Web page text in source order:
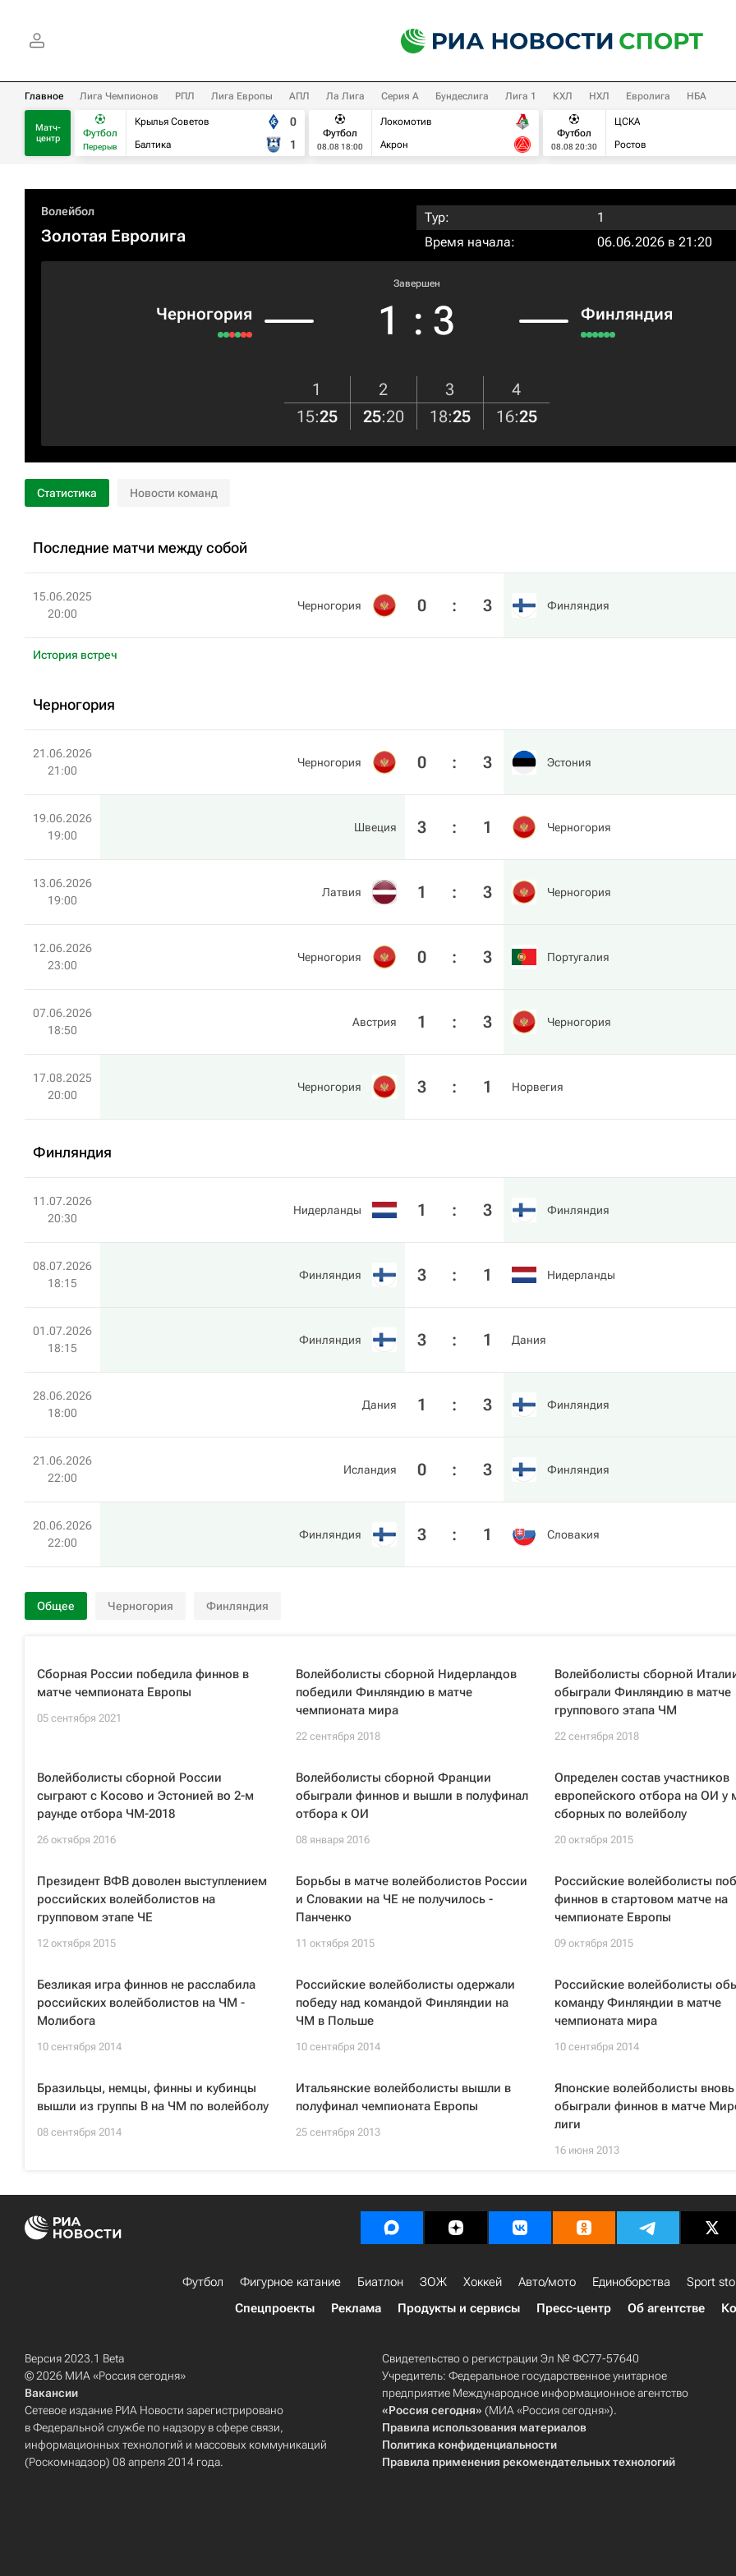
Главное Лига Чемпионов РПЛ Лига Европы АПЛ Ла Лига Серия А Бундеслига Лига 1 КХЛ НХЛ Евролига НБА
Матч-
центр
Футбол
Перерыв
Крылья Советов
Балтика
0
1
Футбол
08.08 18:00
Локомотив
Акрон
Футбол
08.08 20:30
ЦСКА
Ростов
Волейбол
Золотая Евролига
Тур:
1
Время начала:
06.06.2026 в 21:20
Черногория
Завершен
1 : 3 Финляндия
1 2 3
4
15:25 25:20 18:25 16:25
Статистика Новости команд
Последние матчи между собой
15.06.2025
20:00
Черногория 0 : 3 Финляндия
История встреч
Черногория
21.06.2026
21:00
Черногория 0 : 3 Эстония
19.06.2026
19:00
Швеция 3 : 1 Черногория
13.06.2026
19:00
Латвия 1 : 3 Черногория
12.06.2026
23:00
Черногория 0 : 3 Португалия
07.06.2026
18:50
Австрия 1 : 3 Черногория
17.08.2025
20:00
Черногория 3 : 1 Норвегия
Финляндия
11.07.2026
20:30
Нидерланды 1 : 3 Финляндия
08.07.2026
18:15
Финляндия 3 : 1 Нидерланды
01.07.2026
18:15
Финляндия 3 : 1 Дания
28.06.2026
18:00
Дания 1 : 3 Финляндия
21.06.2026
22:00
Исландия 0 : 3 Финляндия
20.06.2026
22:00
Финляндия 3 : 1 Словакия
Общее Черногория Финляндия
Сборная России победила финнов в
матче чемпионата Европы
05 сентября 2021
Волейболисты сборной Нидерландов
победили Финляндию в матче
чемпионата мира
22 сентября 2018
Волейболисты сборной
обыграли Финляндию в матче
группового этапа ЧМ
22 сентября 2018
Волейболисты сборной России
сыграют с Косово и Эстонией во 2-м
раунде отбора ЧМ-2018
26 октября 2016
Волейболисты сборной Франции
обыграли финнов и вышли в полуфинал
отбора к ОИ
08 января 2016
Определен состав участников
европейского отбора на ОИ у
сборных по волейболу
20 октября 2015
Президент ВФВ доволен выступлением
российских волейболистов на
групповом этапе ЧЕ
12 октября 2015
Борьбы в матче волейболистов России
и Словакии на ЧЕ не получилось -
Панченко
11 октября 2015
Российские волейболисты
финнов в стартовом матче на
чемпионате Европы
09 октября 2015
Безликая игра финнов не расслабила
российских волейболистов на ЧМ -
Молибога
10 сентября 2014
Российские волейболисты одержали
победу над командой Финляндии на
ЧМ в Польше
10 сентября 2014
Российские волейболисты
команду Финляндии в матче
чемпионата мира
10 сентября 2014
Бразильцы, немцы, финны и кубинцы
вышли из группы B на ЧМ по волейболу
08 сентября 2014
Итальянские волейболисты вышли в
полуфинал чемпионата Европы
25 сентября 2013
Японские волейболисты вновь
обыграли финнов в матче
лиги
16 июня 2013
Футбол Фигурное катание Биатлон ЗОЖ Хоккей Авто/мото Единоборства Sport
Спецпроекты
Реклама Продукты и сервисы Пресс-центр Об агентстве
Версия 2023.1 Beta
© 2026 МИА «Россия сегодня»
Вакансии
Сетевое издание РИА Новости зарегистрировано
в Федеральной службе по надзору в сфере связи,
информационных технологий и массовых коммуникаций
(Роскомнадзор) 08 апреля 2014 года.
Свидетельство о регистрации Эл № ФС77-57640
Учредитель: Федеральное государственное унитарное
предприятие Международное информационное агентство
«Россия сегодня» (МИА «Россия сегодня»).
Правила использования материалов
Политика конфиденциальности
Правила применения рекомендательных технологий